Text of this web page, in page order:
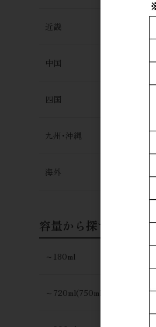
近畿
中国
四国
九州･沖縄
海外
容量から探す
～180ml
～720ml(750ml)